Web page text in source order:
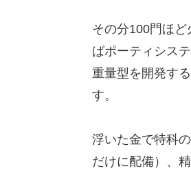
その分100門ほ
ばポーティシス
重量型を開発す
す。
浮いた金で特科
だけに配備）、